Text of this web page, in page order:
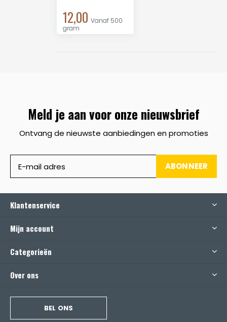
12,00 Vanaf 500
gram
Meld je aan voor onze nieuwsbrief
Ontvang de nieuwste aanbiedingen en promoties
ABONNEER
Klantenservice
Mijn account
Categorieën
Over ons
BEL ONS